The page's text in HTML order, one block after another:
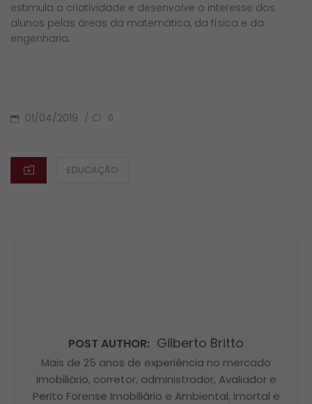
estimula a criatividade e desenvolve o interesse dos
alunos pelas áreas da matemática, da física e da
engenharia.
POSTED
01/04/2019 / 0
CATEGORIES
EDUCAÇÃO
POST AUTHOR: Gilberto Britto
Mais de 25 anos de experiência no mercado
imobiliário, corretor, administrador, Avaliador e
Perito Forense Imobiliário e Ambiental, Imortal e